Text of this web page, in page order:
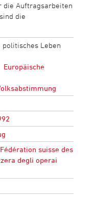
die Auftragsarbeiten
die
politisches Leben
Europäische
suisse des
degli operai